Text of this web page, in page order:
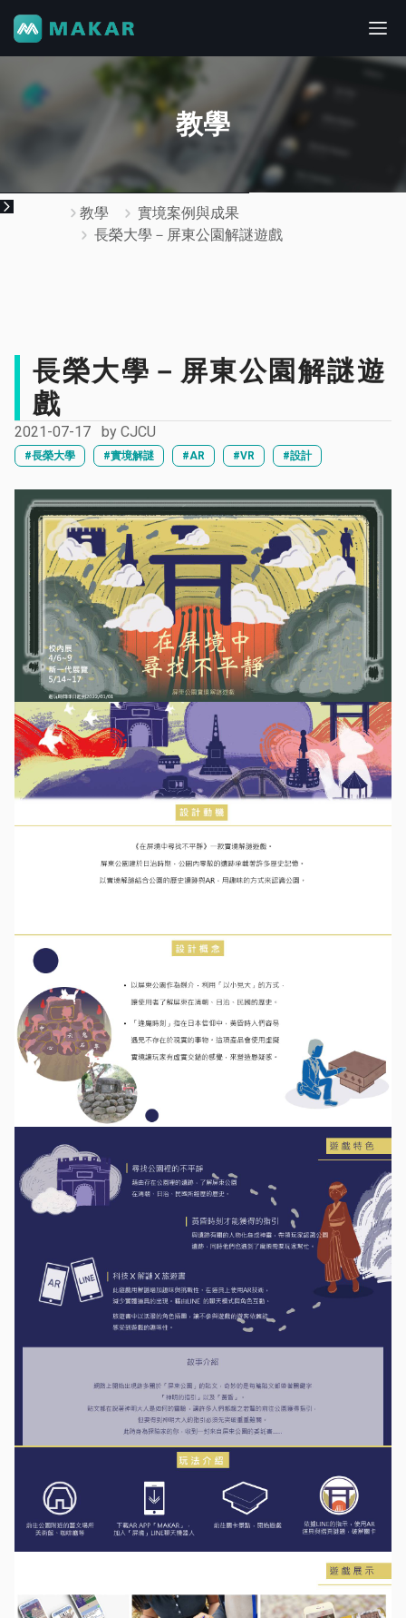
教學
教學
實境案例與成果
長榮大學－屏東公園解謎遊戲
長榮大學－屏東公園解謎遊
戲
2021-07-17 by CJCU
#長榮大學 #實境解謎 #AR #VR #設計